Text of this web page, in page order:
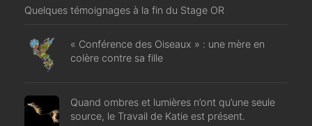
Quelques témoignages à la fin du Stage OR
« Conférence des Oiseaux » : une mère en
colère contre sa fille
Quand ombres et lumières n’ont qu’une seule
source, le Travail de Katie est présent.